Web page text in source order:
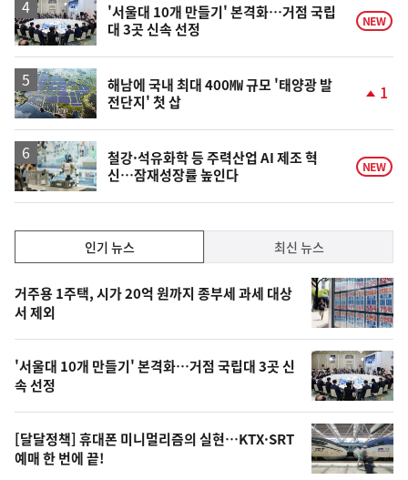
'서울대 10개 만들기' 본격화…거점 국립
대 3곳 신속 선정
NEW
해남에 국내 최대 400㎿ 규모 '태양광 발
전단지' 첫 삽
승
1
철강·석유화학 등 주력산업 AI 제조 혁
신…잠재성장률 높인다
NEW
기,
최
신,
오
늘
의
영
상
인기 뉴스 최신 뉴스
기
뉴
스
거주용 1주택, 시가 20억 원까지 종부세 과세 대상
서 제외
'서울대 10개 만들기' 본격화…거점 국립대 3곳 신
속 선정
[달달정책] 휴대폰 미니멀리즘의 실현…KTX·SRT
예매 한 번에 끝!